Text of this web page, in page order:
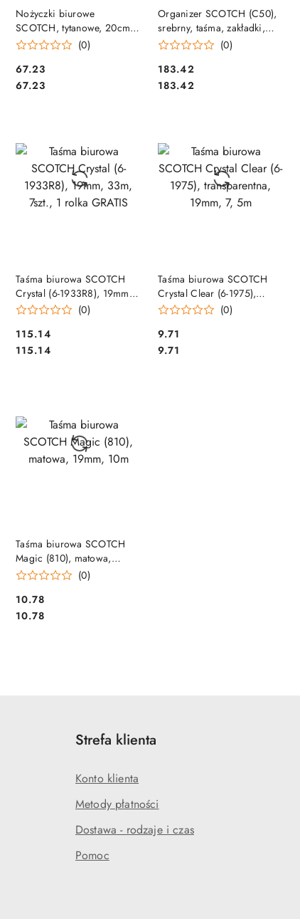
Nożyczki biurowe
SCOTCH, tytanowe, 20cm,
mix kolorów, 3M-
(0)
Cena:
67.23
Cena:
67.23
DO KOSZYKA
Organizer SCOTCH (C50),
srebrny, taśma, zakładki,
bloczek GRATIS(0)
Cena:
183.42
Cena:
183.42
DO KOSZYKA
Taśma biurowa SCOTCH
Crystal (6-1933R8), 19mm,
33m, 7szt., 1 rolka GRATIS
(0)
Cena:
115.14
Cena:
115.14
DO KOSZYKA
Taśma biurowa SCOTCH
Crystal Clear (6-1975),
transparentna, 19mm, 7, 5m
(0)
Cena:
9.71
Cena:
9.71
DO KOSZYKA
Taśma biurowa SCOTCH
Magic (810), matowa,
19mm, 10m
(0)
Cena:
10.78
Cena:
10.78
DO KOSZYKA
Strefa klienta
Konto klienta
Metody płatności
Dostawa - rodzaje i czas
Pomoc